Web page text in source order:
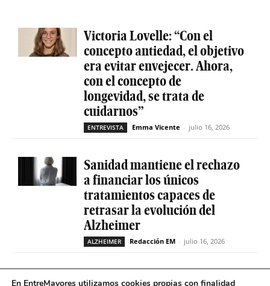
Victoria Lovelle: “Con el
concepto antiedad, el objetivo
era evitar envejecer. Ahora,
con el concepto de
longevidad, se trata de
cuidarnos”
ENTREVISTA Emma Vicente - julio 16, 2026
Sanidad mantiene el rechazo
a financiar los únicos
tratamientos capaces de
retrasar la evolución del
Alzheimer
ALZHEIMER Redacción EM - julio 16, 2026
La geriatría reclama más
En EntreMayores utilizamos cookies propias con finalidad